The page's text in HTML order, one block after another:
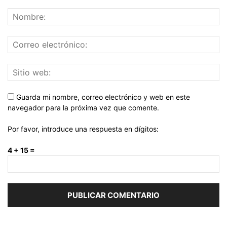
Guarda mi nombre, correo electrónico y web en este
navegador para la próxima vez que comente.
Por favor, introduce una respuesta en dígitos:
4 + 15 =